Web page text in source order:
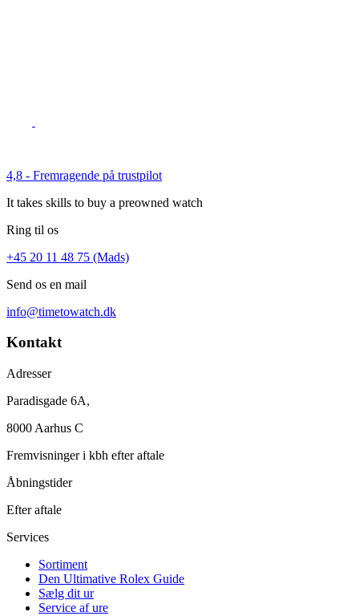
4,8 - Fremragende på trustpilot
It takes skills to buy a preowned watch
Ring til os
+45 20 11 48 75 (Mads)
Send os en mail
info@timetowatch.dk
Kontakt
Adresser
Paradisgade 6A,
8000 Aarhus C
Fremvisninger i kbh efter aftale
Åbningstider
Efter aftale
Services
Sortiment
Den Ultimative Rolex Guide
Sælg dit ur
Service af ure